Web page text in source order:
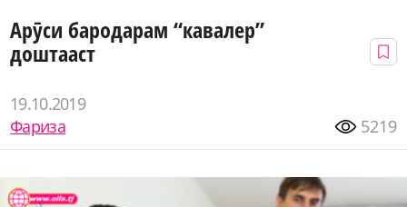
Арӯси бародарам “кавалер”
доштааст
19.10.2019
Фариза
5219